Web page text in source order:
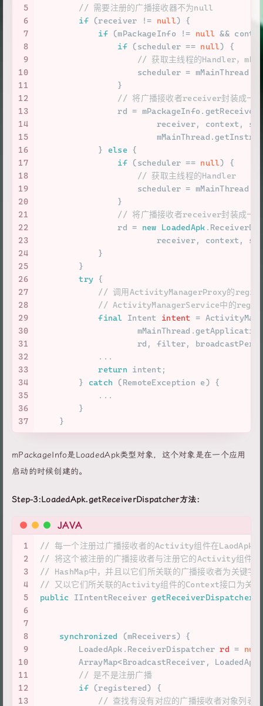
5
6
7
8
9
10
11
12
13
14
15
16
17
18
19
20
21
22
23
24
25
26
27
28
29
30
31
32
33
34
35
36
37
// 需要注册的广播接收器不为null
if (receiver != null) {
if (mPackageInfo != null &&
if (scheduler == null) {
// 获取主线程的Handler，
scheduler =
                }
// 将广播接收者receiver封装成一
rd =
receiver, context,
            }
else {
if (scheduler == null) {
// 获取主线程的Handler
scheduler =
                }
// 将广播接收者receiver封装成一
                rd =
new LoadedApk
receiver, context,
            }
        }
try {
// 调用ActivityManagerProxy的
// ActivityManagerService中的
final
Intent intent =
rd, filter,
            ...
return intent;
        }
catch (RemoteException e) {
            ...
        }
    }
mPackageInfo是LoadedApk类型对象，这个对象是在一个应用
启动的时候创建的。
Step-3:LoadedApk.getReceiverDispatcher方法：
JAVA
1
2
3
4
5
6
7
8
9
10
11
12
13
// 每一个注册过广播接收者的Activity组件在LaodApk
// 将这个被注册的广播接收者与注册它的Activity组件
// HashMap中，并且以它们所关联的广播接收者为关键
// 又以它们所关联的Activity组件的Context接口为关键
public IIntentReceiver getReceiverDispatcher
synchronized (mReceivers) {
        LoadedApk.
ReceiverDispatcher rd = null
ArrayMap<BroadcastReceiver,
// 是不是注册广播
if (registered) {
// 查找有没有对应的广播接收者对象列表